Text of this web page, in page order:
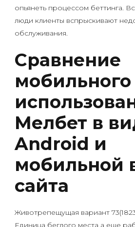
опьянеть процессом беттинга.
люди клиенты вспрыскивают
обслуживания.
Сравнение
мобильного
Мелбет в
Android и
мобильной
сайта
Животрепещущая вариант
Единица беглого места а еще